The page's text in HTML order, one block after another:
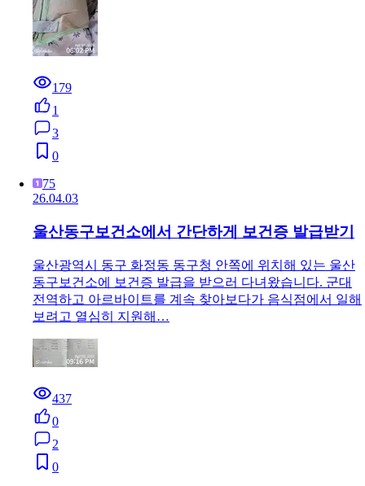
179
1
3
0
75
26.04.03
울산동구보건소에서 간단하게 보건증 발급받기
울산광역시 동구 화정동 동구청 안쪽에 위치해 있는 울산
동구보건소에 보건증 발급을 받으러 다녀왔습니다. 군대
전역하고 아르바이트를 계속 찾아보다가 음식점에서 일해
보려고 열심히 지원해…
437
0
2
0